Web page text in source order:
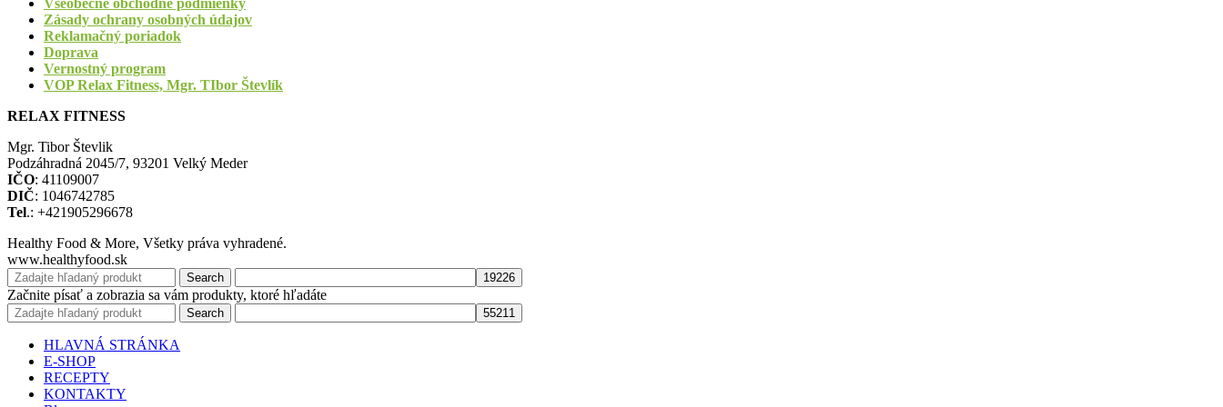
Zásady ochrany osobných údajov
Reklamačný poriadok
Doprava
Vernostný program
VOP Relax Fitness, Mgr. TIbor Števlík
RELAX FITNESS
Mgr. Tibor Števlik
Podzáhradná 2045/7, 93201 Velký Meder
IČO: 41109007
DIČ: 1046742785
Tel.: +421905296678
Healthy Food & More, Všetky práva vyhradené.
www.healthyfood.sk
Search
Začnite písať a zobrazia sa vám produkty, ktoré hľadáte
Search
HLAVNÁ STRÁNKA
E-SHOP
RECEPTY
KONTAKTY